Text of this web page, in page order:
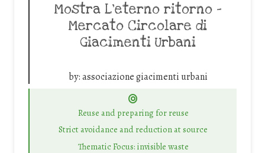
Mostra L’eterno ritorno –
Mercato Circolare di
Giacimenti Urbani
by:associazione giacimenti urbani
Reuse and preparing for reuse
Strict avoidance and reduction at source
Thematic Focus: invisible waste